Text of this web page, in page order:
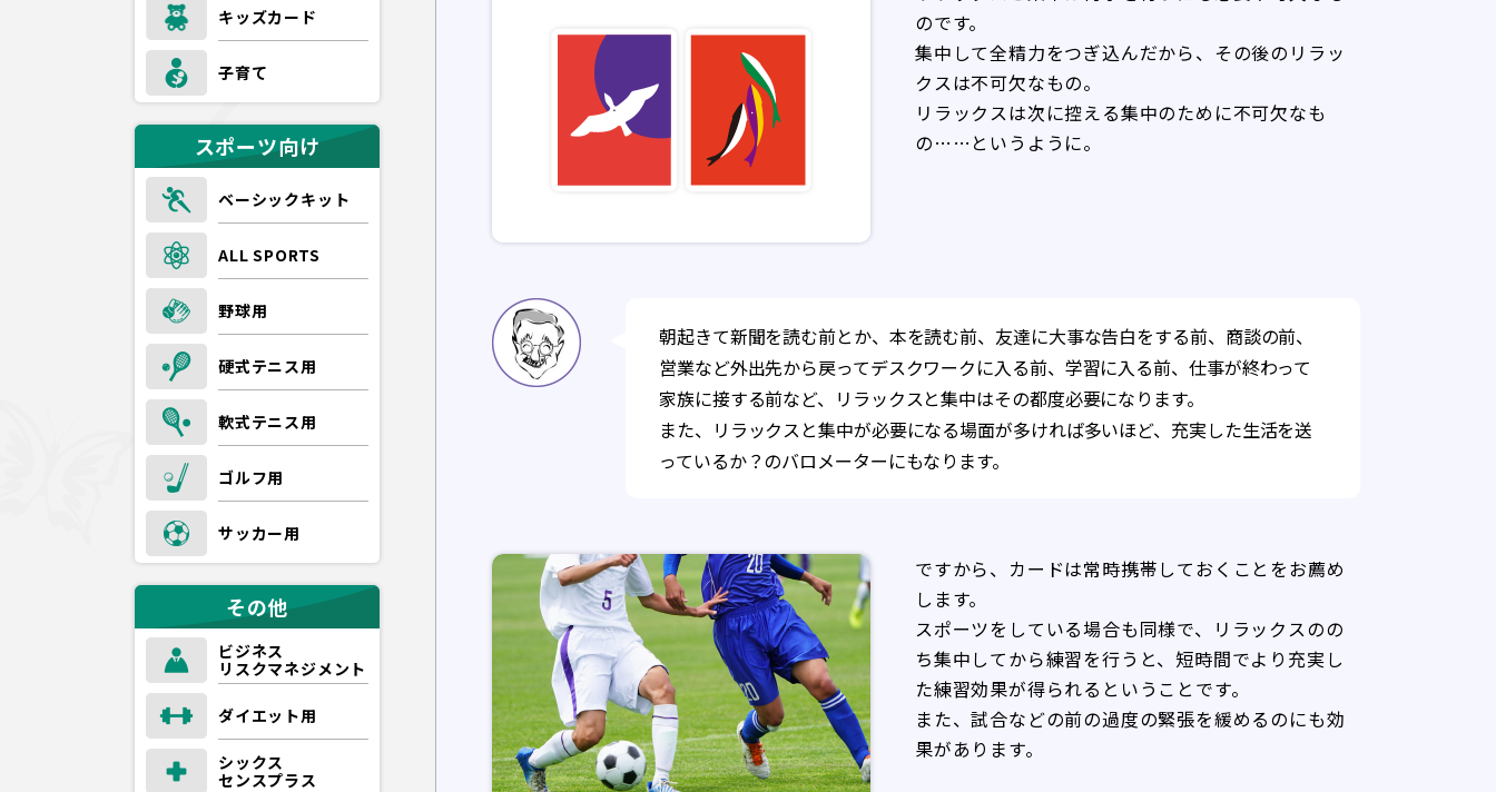
のです。
集中して全精力をつぎ込んだから、その後のリラッ
クスは不可欠なもの。
リラックスは次に控える集中のために不可欠なも
の……というように。
朝起きて新聞を読む前とか、本を読む前、友達に大事な告白をする前、商談の前、
営業など外出先から戻ってデスクワークに入る前、学習に入る前、仕事が終わって
家族に接する前など、リラックスと集中はその都度必要になります。
また、リラックスと集中が必要になる場面が多ければ多いほど、充実した生活を送
っているか？のバロメーターにもなります。
ですから、カードは常時携帯しておくことをお薦め
します。
スポーツをしている場合も同様で、リラックスのの
ち集中してから練習を行うと、短時間でより充実し
た練習効果が得られるということです。
また、試合などの前の過度の緊張を緩めるのにも効
果があります。
キッズカード
子育て
スポーツ向け
ベーシックキット
ALL SPORTS
野球用
硬式テニス用
軟式テニス用
ゴルフ用
サッカー用
その他
ビジネス
リスクマネジメント
ダイエット用
シックス
センスプラス